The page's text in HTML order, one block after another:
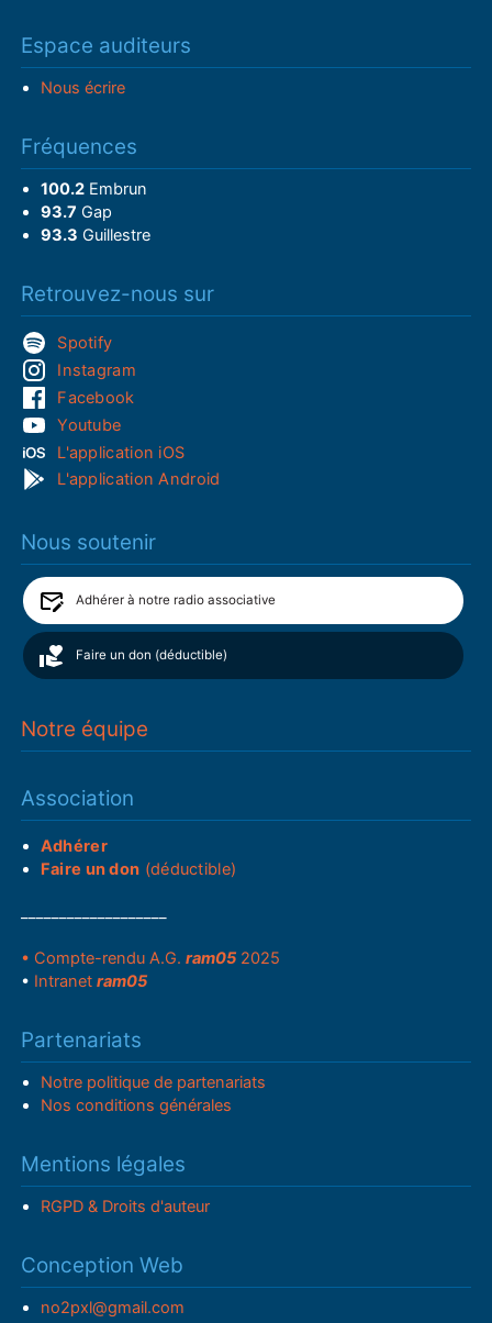
Espace auditeurs
Nous écrire
Fréquences
100.2Embrun
93.7 Gap
93.3 Guillestre
Retrouvez-nous sur
Spotify
Instagram
Facebook
Youtube
L'application iOS
L'application Android
Nous soutenir
Adhérer à notre radio associative
Faire un don (déductible)
Notre équipe
Association
Adhérer
Faire un don (déductible)
• Compte-rendu A.G.ram05 2025
• Intranetram05
Partenariats
Notre politique de partenariats
Nos conditions générales
Mentions légales
RGPD & Droits d'auteur
Conception Web
no2pxl@gmail.com